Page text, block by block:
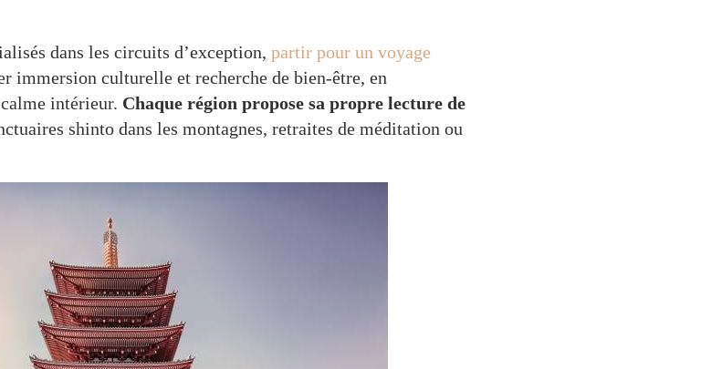
dans les circuits d’exception, partir pour un voyage
immersion culturelle et recherche de bien-être, en
intérieur. Chaque région propose sa propre lecture de
shinto dans les montagnes, retraites de méditation ou